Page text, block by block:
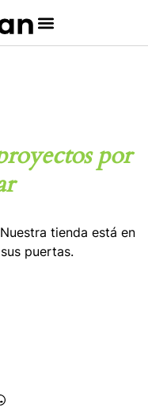
por
tienda está en
puertas.